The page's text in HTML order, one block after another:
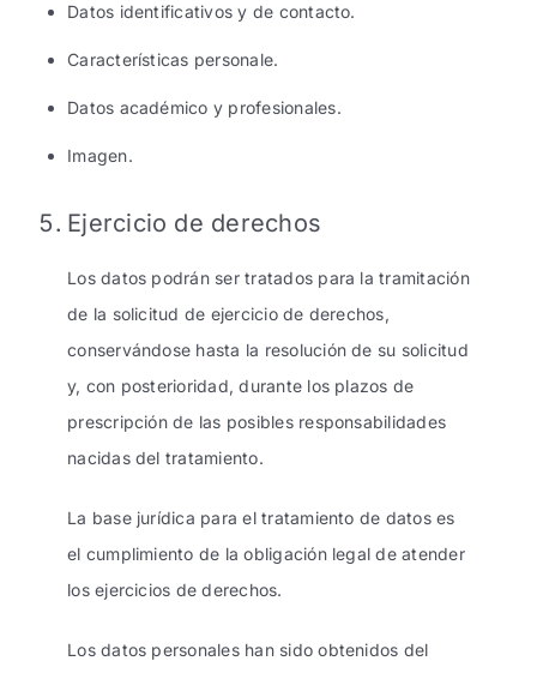
Datos identificativos y de contacto.
Características personale.
Datos académico y profesionales.
Imagen.
Ejercicio de derechos
Los datos podrán ser tratados para la tramitación
de la solicitud de ejercicio de derechos,
conservándose hasta la resolución de su solicitud
y, con posterioridad, durante los plazos de
prescripción de las posibles responsabilidades
nacidas del tratamiento.
La base jurídica para el tratamiento de datos es
el cumplimiento de la obligación legal de atender
los ejercicios de derechos.
Los datos personales han sido obtenidos del